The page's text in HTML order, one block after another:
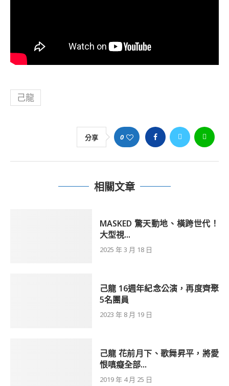
己龍
分享 0
相關文章
MASKED 驚天動地、橫跨世代！
大型視...
2025 年 3 月 18 日
己龍 16週年紀念公演，再度齊聚
5名團員
2023 年 8 月 19 日
己龍 花前月下、歌舞昇平，將愛
恨嗔癡全部...
2019 年 4 月 25 日